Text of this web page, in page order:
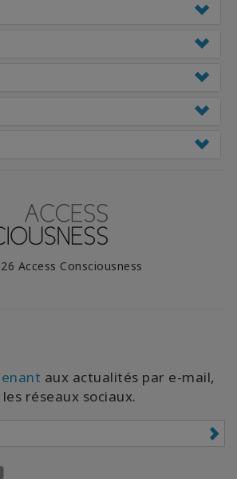
Access Consciousness
aux actualités par e-mail,
réseaux sociaux.